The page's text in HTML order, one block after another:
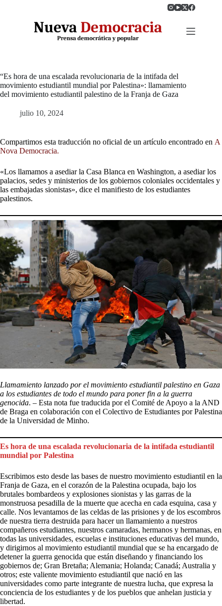
“Es hora de una escalada revolucionaria de la intifada del
movimiento estudiantil mundial por Palestina»: llamamiento
del movimiento estudiantil palestino de la Franja de Gaza
julio 10, 2024
Compartimos esta traducción no oficial de un artículo encontrado en A
Nova Democracia.
«Los llamamos a asediar la Casa Blanca en Washington, a asediar los
palacios, sedes y ministerios de los gobiernos coloniales occidentales y
las embajadas sionistas», dice el manifiesto de los estudiantes
palestinos.
Llamamiento lanzado por el movimiento estudiantil palestino en Gaza
a los estudiantes de todo el mundo para poner fin a la guerra
genocida. – Esta nota fue traducida por el Comité de Apoyo a la AND
de Braga en colaboración con el Colectivo de Estudiantes por Palestina
de la Universidad de Minho.
Es hora de una escalada revolucionaria de la intifada estudiantil
mundial por Palestina
Escribimos esto desde las bases de nuestro movimiento estudiantil en la
Franja de Gaza, en el corazón de la Palestina ocupada, bajo los
brutales bombardeos y explosiones sionistas y las garras de la
monstruosa pesadilla de la muerte que acecha en cada esquina, casa y
calle. Nos levantamos de las celdas de las prisiones y de los escombros
de nuestra tierra destruida para hacer un llamamiento a nuestros
compañeros estudiantes, nuestros camaradas, hermanos y hermanas, en
todas las universidades, escuelas e instituciones educativas del mundo,
y dirigirnos al movimiento estudiantil mundial que se ha encargado de
detener la guerra genocida que están diseñando y financiando los
gobiernos de; Gran Bretaña; Alemania; Holanda; Canadá; Australia y
otros; este valiente movimiento estudiantil que nació en las
universidades como parte integrante de nuestra lucha, que expresa la
conciencia de los estudiantes y de los pueblos que anhelan justicia y
libertad.